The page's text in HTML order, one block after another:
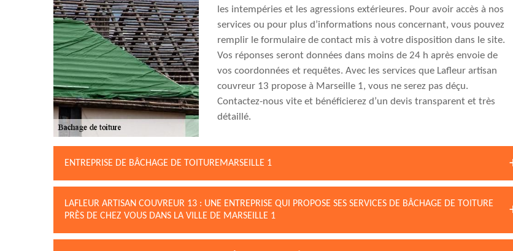
les intempéries et les agressions extérieures. Pour avoir accès à nos
services ou pour plus d’informations nous concernant, vous pouvez
remplir le formulaire de contact mis à votre disposition dans le site.
Vos réponses seront données dans moins de 24 h après envoie de
vos coordonnées et requêtes. Avec les services que Lafleur artisan
couvreur 13 propose à Marseille 1, vous ne serez pas déçu.
Contactez-nous vite et bénéficierez d’un devis transparent et très
détaillé.
ENTREPRISE DE BÂCHAGE DE TOITUREMARSEILLE 1
LAFLEUR ARTISAN COUVREUR 13 : UNE ENTREPRISE QUI PROPOSE SES SERVICES DE BÂCHAGE DE TOITURE
PRÈS DE CHEZ VOUS DANS LA VILLE DE MARSEILLE 1